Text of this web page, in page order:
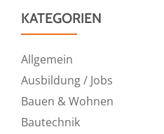
KATEGORIEN
Allgemein
Ausbildung / Jobs
Bauen & Wohnen
Bautechnik